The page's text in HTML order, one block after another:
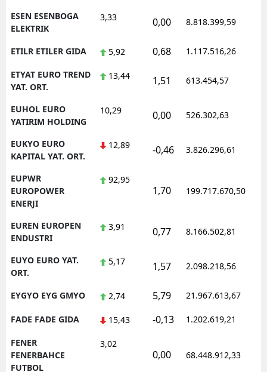
ESEN ESENBOGA
ELEKTRIK
3,33 0,00 8.818.399,59
ETILR ETILER GIDA 5,92 0,68 1.117.516,26
ETYAT EURO TREND
YAT. ORT.
13,44 1,51 613.454,57
EUHOL EURO
YATIRIM HOLDING
10,29 0,00 526.302,63
EUKYO EURO
KAPITAL YAT. ORT.
12,89 -0,46 3.826.296,61
EUPWR
EUROPOWER
ENERJI
92,95
1,70 199.717.670,50
EUREN EUROPEN
ENDUSTRI
3,91 0,77 8.166.502,81
EUYO EURO YAT.
ORT.
5,17 1,57 2.098.218,56
EYGYO EYG GMYO 2,74 5,79 21.967.613,67
FADE FADE GIDA 15,43 -0,13 1.202.619,21
FENER
FENERBAHCE
FUTBOL
3,02
0,00 68.448.912,33